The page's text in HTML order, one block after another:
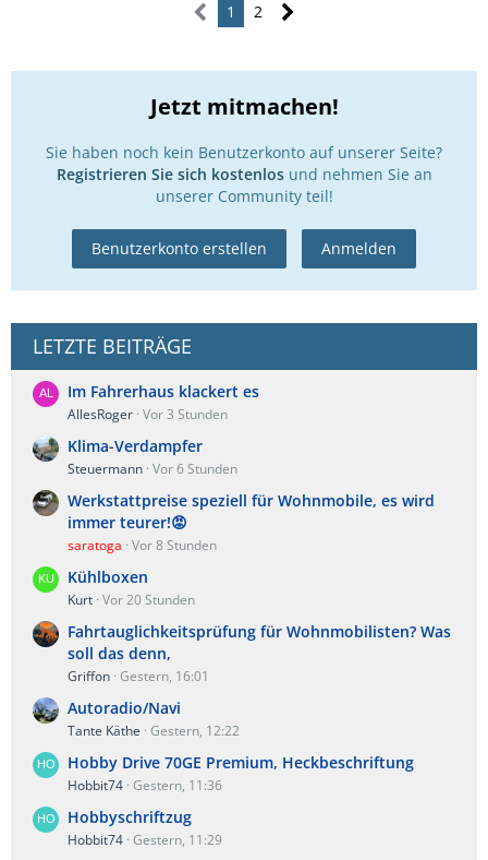
1 2
Jetzt mitmachen!
Sie haben noch kein Benutzerkonto auf unserer Seite?
Registrieren Sie sich kostenlosund nehmen Sie an
unserer Community teil!
Benutzerkonto erstellen Anmelden
LETZTE BEITRÄGE
Im Fahrerhaus klackert es
AllesRoger Vor 3 Stunden
Klima-Verdampfer
Steuermann Vor 6 Stunden
Werkstattpreise speziell für Wohnmobile, es wird
immer teurer!😡
saratoga Vor 8 Stunden
Kühlboxen
Kurt Vor 20 Stunden
Fahrtauglichkeitsprüfung für Wohnmobilisten? Was
soll das denn,
Griffon Gestern, 16:01
Autoradio/Navi
Tante Käthe Gestern, 12:22
Hobby Drive 70GE Premium, Heckbeschriftung
Hobbit74 Gestern, 11:36
Hobbyschriftzug
Hobbit74 Gestern, 11:29